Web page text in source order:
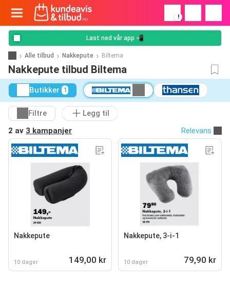
!
Last ned vår app 📲
Alle tilbud Nakkepute Biltema
Nakkepute tilbud Biltema
Butikker 1
Filtre
Legg til
2 av 3 kampanjer Relevans
Nakkepute
10 dager 149,00 kr
Nakkepute, 3-i-1
10 dager 79,90 kr